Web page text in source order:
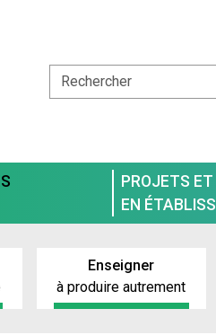
PROJETS
EN
Enseigner
à produire autrement